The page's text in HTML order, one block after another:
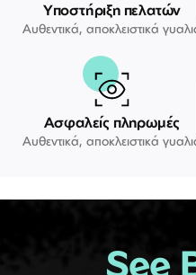
Υποστήριξη πελατών
Αυθεντικά, αποκλειστικά
Ασφαλείς πληρωμές
Αυθεντικά, αποκλειστικά
See